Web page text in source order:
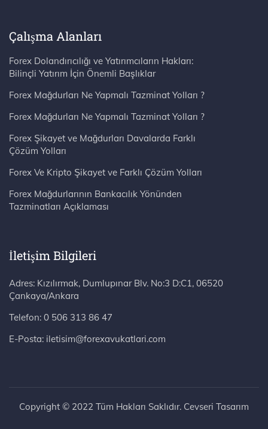
Çalışma Alanları
Forex Dolandırıcılığı ve Yatırımcıların Hakları:
Bilinçli Yatırım İçin Önemli Başlıklar
Forex Mağdurları Ne Yapmalı Tazminat Yolları ?
Forex Mağdurları Ne Yapmalı Tazminat Yolları ?
Forex Şikayet ve Mağdurları Davalarda Farklı
Çözüm Yolları
Forex Ve Kripto Şikayet ve Farklı Çözüm Yolları
Forex Mağdurlarının Bankacılık Yönünden
Tazminatları Açıklaması
İletişim Bilgileri
Adres: Kızılırmak, Dumlupınar Blv. No:3 D:C1, 06520 Çankaya/Ankara
Telefon: 0 506 313 86 47
E-Posta: iletisim@forexavukatlari.com
Copyright © 2022 Tüm Hakları Saklıdır. Cevseri Tasarım